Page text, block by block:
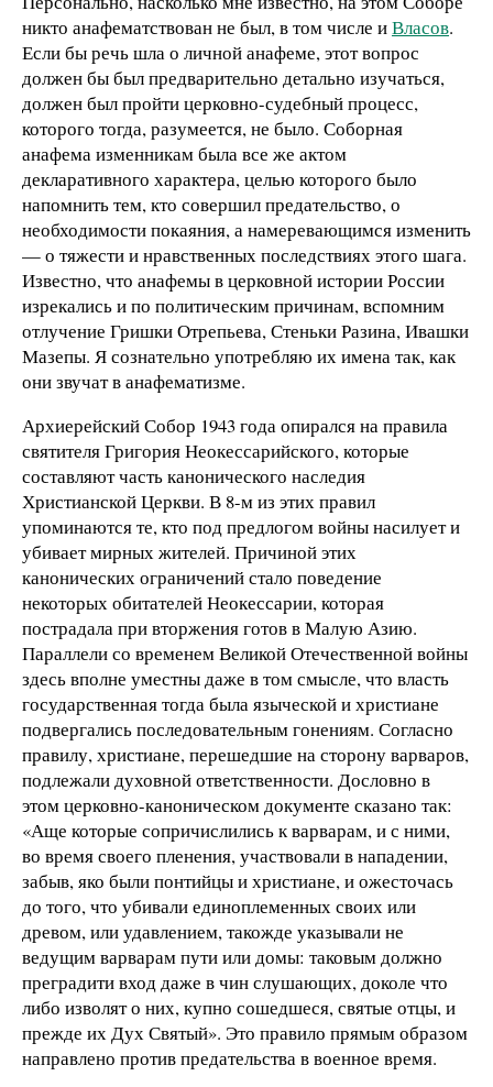
никто анафематствован не был, в том числе иВласов.
Если бы речь шла о личной анафеме, этот вопрос
должен бы был предварительно детально изучаться,
должен был пройти церковно-судебный процесс,
которого тогда, разумеется, не было. Соборная
анафема изменникам была все же актом
декларативного характера, целью которого было
напомнить тем, кто совершил предательство, о
необходимости покаяния, а намеревающимся изменить
— о тяжести и нравственных последствиях этого шага.
Известно, что анафемы в церковной истории России
изрекались и по политическим причинам, вспомним
отлучение Гришки Отрепьева, Стеньки Разина, Ивашки
Мазепы. Я сознательно употребляю их имена так, как
они звучат в анафематизме.
Архиерейский Собор 1943 года опирался на правила
святителя Григория Неокессарийского, которые
составляют часть канонического наследия
Христианской Церкви. В 8-м из этих правил
упоминаются те, кто под предлогом войны насилует и
убивает мирных жителей. Причиной этих
канонических ограничений стало поведение
некоторых обитателей Неокессарии, которая
пострадала при вторжения готов в Малую Азию.
Параллели со временем Великой Отечественной войны
здесь вполне уместны даже в том смысле, что власть
государственная тогда была языческой и христиане
подвергались последовательным гонениям. Согласно
правилу, христиане, перешедшие на сторону варваров,
подлежали духовной ответственности. Дословно в
этом церковно-каноническом документе сказано так:
«Аще которые сопричислились к варварам, и с ними,
во время своего пленения, участвовали в нападении,
забыв, яко были понтийцы и христиане, и ожесточась
до того, что убивали единоплеменных своих или
древом, или удавлением, такожде указывали не
ведущим варварам пути или домы: таковым должно
преградити вход даже в чин слушающих, доколе что
либо изволят о них, купно сошедшеся, святые отцы, и
прежде их Дух Святый». Это правило прямым образом
направлено против предательства в военное время.